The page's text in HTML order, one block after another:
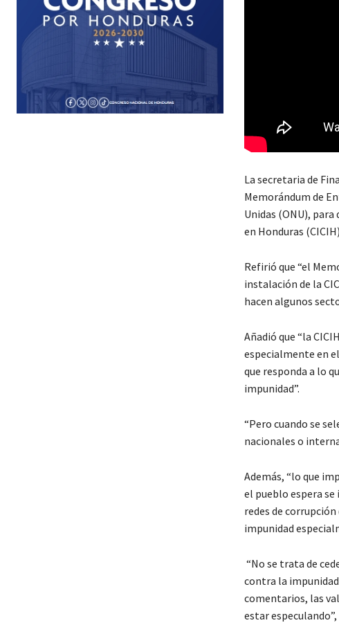
La secretaria de
Memorándum de
Unidas (ONU),
en Honduras
Refirió que “el
instalación de la
hacen algunos
Añadió que “la
especialmente en
que responda a lo
impunidad”.
“Pero cuando se
nacionales o
Además, “lo que
el pueblo espera se
redes de
impunidad
“No se trata de
contra la
comentarios, las
estar